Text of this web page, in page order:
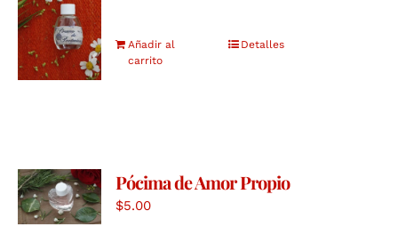
Añadir al
carrito
Detalles
Pócima de Amor Propio
$5.00